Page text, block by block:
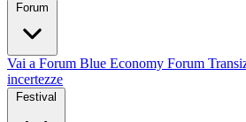
Forum
Vai a Forum Blue Economy Forum
incertezze
Festival